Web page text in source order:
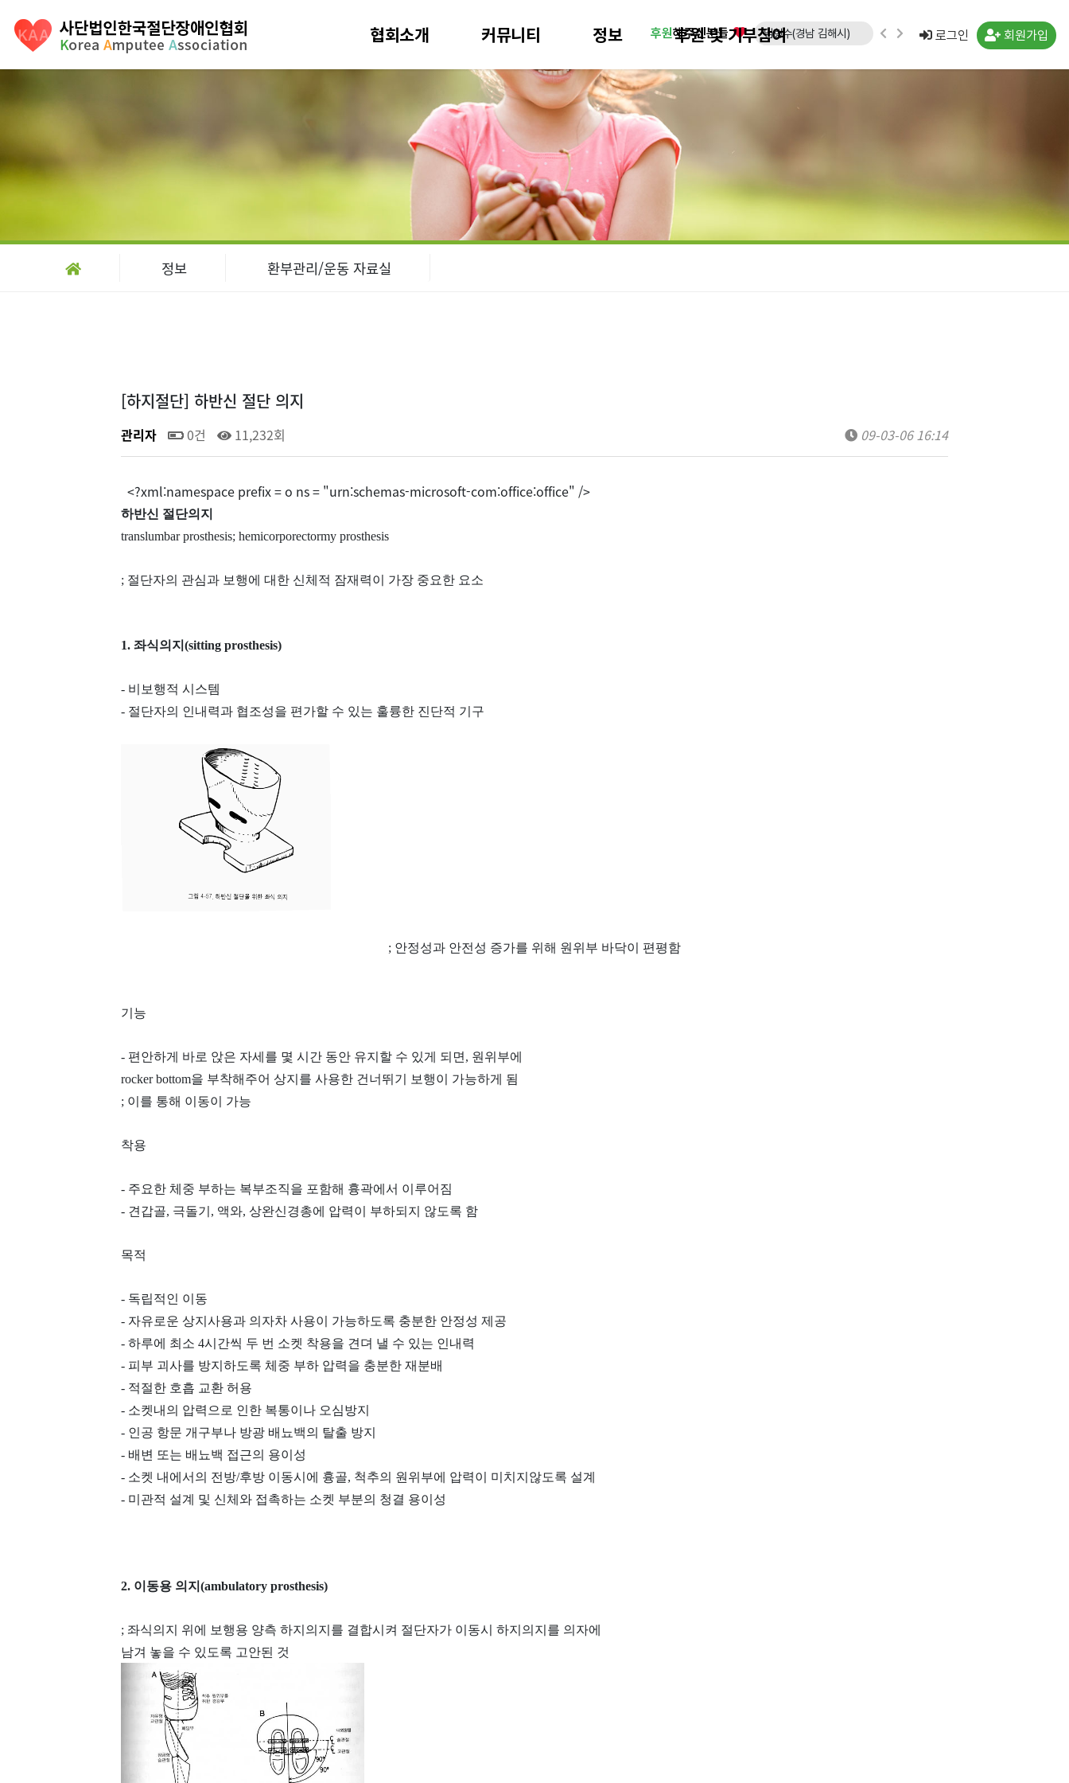
후원해주신분들
임형수(경남 김해시)
노창래(경기 화성시)
임종국(경기 화성시)
박경희
로그인 회원가입
협회소개 커뮤니티 정보 후원 및 기부참여
정보 환부관리/운동 자료실
[하지절단] 하반신 절단 의지
관리자 0건 11,232회 09-03-06 16:14
<?xml:namespace prefix = o ns = "urn:schemas-microsoft-com:office:office" />
하반신 절단의지
translumbar prosthesis; hemicorporectormy prosthesis
; 절단자의 관심과 보행에 대한 신체적 잠재력이 가장 중요한 요소
1. 좌식의지(sitting prosthesis)
- 비보행적 시스템
- 절단자의 인내력과 협조성을 편가할 수 있는 훌륭한 진단적 기구
; 안정성과 안전성 증가를 위해 원위부 바닥이 편평함
기능
- 편안하게 바로 앉은 자세를 몇 시간 동안 유지할 수 있게 되면, 원위부에
rocker bottom을 부착해주어 상지를 사용한 건너뛰기 보행이 가능하게 됨
; 이를 통해 이동이 가능
착용
- 주요한 체중 부하는 복부조직을 포함해 흉곽에서 이루어짐
- 견갑골, 극돌기, 액와, 상완신경총에 압력이 부하되지 않도록 함
목적
- 독립적인 이동
- 자유로운 상지사용과 의자차 사용이 가능하도록 충분한 안정성 제공
- 하루에 최소 4시간씩 두 번 소켓 착용을 견뎌 낼 수 있는 인내력
- 피부 괴사를 방지하도록 체중 부하 압력을 충분한 재분배
- 적절한 호흡 교환 허용
- 소켓내의 압력으로 인한 복통이나 오심방지
- 인공 항문 개구부나 방광 배뇨백의 탈출 방지
- 배변 또는 배뇨백 접근의 용이성
- 소켓 내에서의 전방/후방 이동시에 흉골, 척추의 원위부에 압력이 미치지않도록 설계
- 미관적 설계 및 신체와 접촉하는 소켓 부분의 청결 용이성
2. 이동용 의지(ambulatory prosthesis)
; 좌식의지 위에 보행용 양측 하지의지를 결합시켜 절단자가 이동시 하지의지를 의자에
남겨 놓을 수 있도록 고안된 것